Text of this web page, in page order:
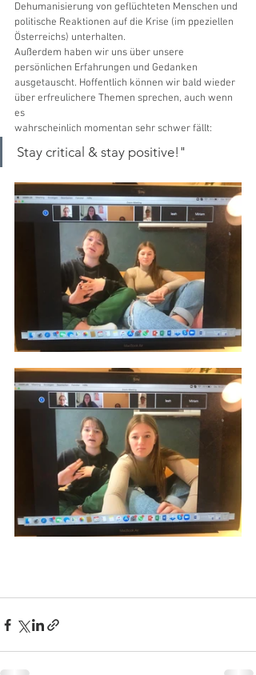
Dehumanisierung von geflüchteten Menschen und
politische Reaktionen auf die Krise (im ppeziellen
Österreichs) unterhalten.
Außerdem haben wir uns über unsere
persönlichen Erfahrungen und Gedanken
ausgetauscht. Hoffentlich können wir bald wieder
über erfreulichere Themen sprechen, auch wenn
es
wahrscheinlich momentan sehr schwer fällt:
Stay critical & stay positive!"